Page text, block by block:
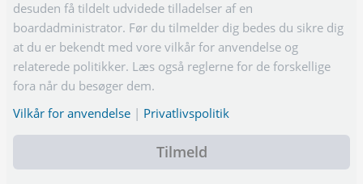
desuden få tildelt udvidede tilladelser af en
boardadministrator. Før du tilmelder dig bedes du sikre dig
at du er bekendt med vore vilkår for anvendelse og
relaterede politikker. Læs også reglerne for de forskellige
fora når du besøger dem.
Vilkår for anvendelse | Privatlivspolitik
Tilmeld